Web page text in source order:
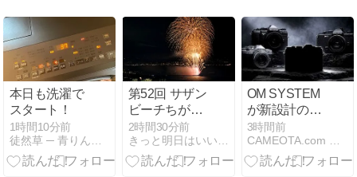
本日も洗濯で
スタート！
1時間10分前
第52回 サザン
ビーチちがさ
き花火大会
2時間30分前
OM SYSTEM
が新設計の軽
量カメラを年
末に発表？新
型PENとは別
3時間前